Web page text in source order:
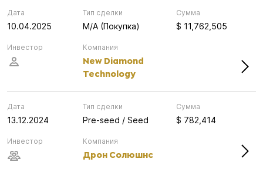
Дата
10.04.2025
Компания
New Diamond
Technology
Инвестор
Тип сделки
M/A (Покупка)
Сумма
$ 11,762,505
Дата
13.12.2024
Компания
Дрон Солюшнс
Инвестор
Тип сделки
Pre-seed / Seed
Сумма
$ 782,414